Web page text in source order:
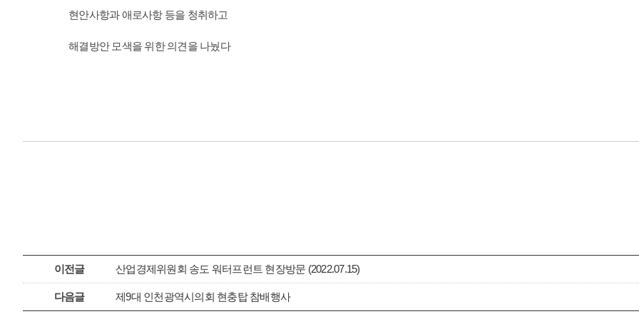
현안사항과 애로사항 등을 청취하고
해결방안 모색을 위한 의견을 나눴다
이전글 산업경제위원회 송도 워터프런트 현장방문 (2022.07.15)
다음글 제9대 인천광역시의회 현충탑 참배행사